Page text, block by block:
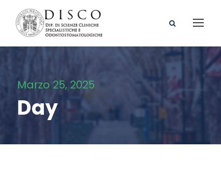
Marzo 25, 2025
Day